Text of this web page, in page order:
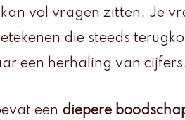
kan vol vragen zitten. Je
die steeds
een herhaling van
een diepere